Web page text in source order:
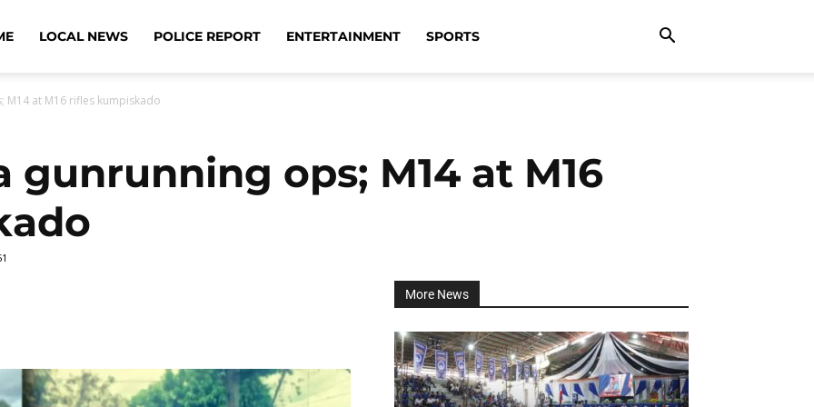
LOCAL NEWS POLICE REPORT ENTERTAINMENT SPORTS
M14 at M16 rifles kumpiskado
gunrunning ops; M14 at M16
More News